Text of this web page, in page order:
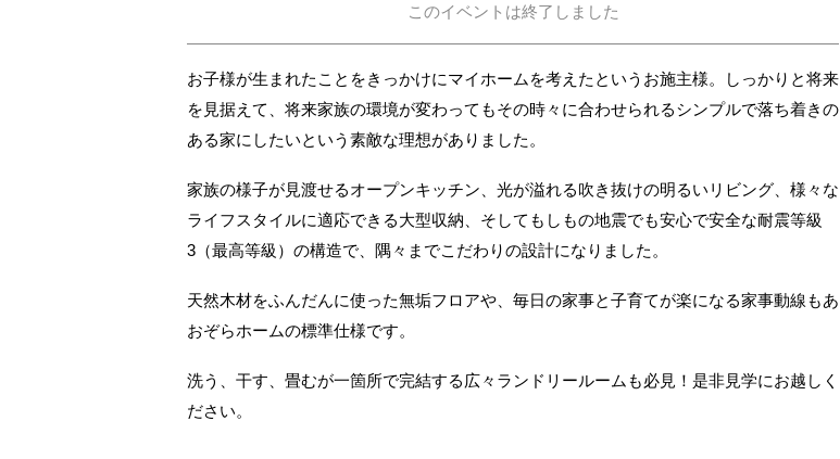
このイベントは終了しました
お子様が生まれたことをきっかけにマイホームを考えたというお施主様。しっかりと将来
を見据えて、将来家族の環境が変わってもその時々に合わせられるシンプルで落ち着きの
ある家にしたいという素敵な理想がありました。
家族の様子が見渡せるオープンキッチン、光が溢れる吹き抜けの明るいリビング、様々な
ライフスタイルに適応できる大型収納、そしてもしもの地震でも安心で安全な耐震等級
3（最高等級）の構造で、隅々までこだわりの設計になりました。
天然木材をふんだんに使った無垢フロアや、毎日の家事と子育てが楽になる家事動線もあ
おぞらホームの標準仕様です。
洗う、干す、畳むが一箇所で完結する広々ランドリールームも必見！是非見学にお越しく
ださい。